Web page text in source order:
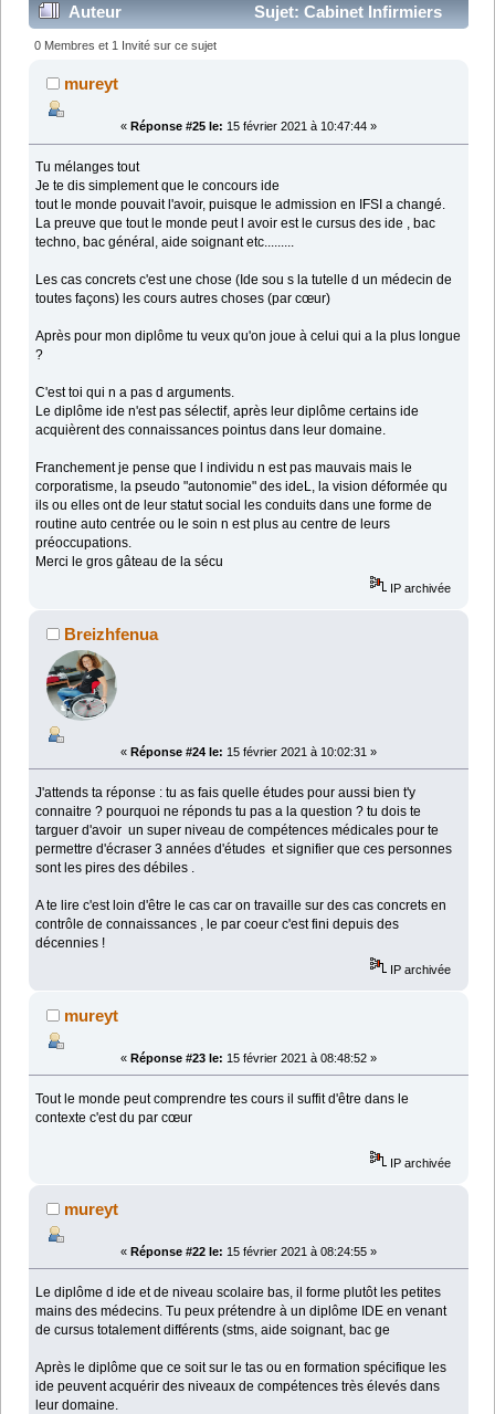
Auteur
Sujet: Cabinet Infirmiers
et stress++ (Lu 89135 fois)
0 Membres et 1 Invité sur ce sujet
mureyt
« Réponse #25 le: 15 février 2021 à 10:47:44 »
Tu mélanges tout
Je te dis simplement que le concours ide
tout le monde pouvait l'avoir, puisque le admission en IFSI a changé.
La preuve que tout le monde peut l avoir est le cursus des ide , bac
techno, bac général, aide soignant etc.........
Les cas concrets c'est une chose (Ide sou s la tutelle d un médecin de
toutes façons) les cours autres choses (par cœur)
Après pour mon diplôme tu veux qu'on joue à celui qui a la plus longue
?
C'est toi qui n a pas d arguments.
Le diplôme ide n'est pas sélectif, après leur diplôme certains ide
acquièrent des connaissances pointus dans leur domaine.
Franchement je pense que l individu n est pas mauvais mais le
corporatisme, la pseudo "autonomie" des ideL, la vision déformée qu
ils ou elles ont de leur statut social les conduits dans une forme de
routine auto centrée ou le soin n est plus au centre de leurs
préoccupations.
Merci le gros gâteau de la sécu
IP archivée
Breizhfenua
« Réponse #24 le: 15 février 2021 à 10:02:31 »
J'attends ta réponse : tu as fais quelle études pour aussi bien t'y
connaitre ? pourquoi ne réponds tu pas a la question ? tu dois te
targuer d'avoir un super niveau de compétences médicales pour te
permettre d'écraser 3 années d'études et signifier que ces personnes
sont les pires des débiles .
A te lire c'est loin d'être le cas car on travaille sur des cas concrets en
contrôle de connaissances , le par coeur c'est fini depuis des
décennies !
IP archivée
mureyt
« Réponse #23 le: 15 février 2021 à 08:48:52 »
Tout le monde peut comprendre tes cours il suffit d'être dans le
contexte c'est du par cœur
IP archivée
mureyt
« Réponse #22 le: 15 février 2021 à 08:24:55 »
Le diplôme d ide et de niveau scolaire bas, il forme plutôt les petites
mains des médecins. Tu peux prétendre à un diplôme IDE en venant
de cursus totalement différents (stms, aide soignant, bac ge
Après le diplôme que ce soit sur le tas ou en formation spécifique les
ide peuvent acquérir des niveaux de compétences très élevés dans
leur domaine.